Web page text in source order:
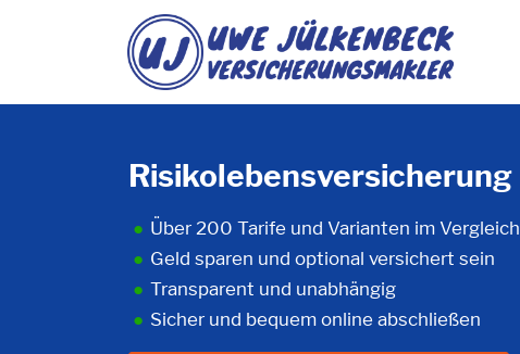
Risikolebensversicherung
Über 200 Tarife und Varianten im Vergleich
Geld sparen und optional versichert sein
Transparent und unabhängig
Sicher und bequem online abschließen